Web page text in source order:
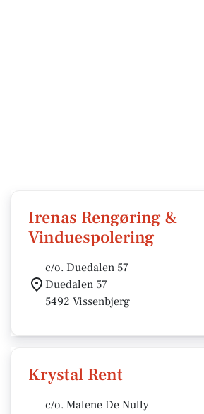
Irenas Rengøring &
Vinduespolering
c/o. Duedalen 57
Duedalen 57
5492 Vissenbjerg
Krystal Rent
c/o. Malene De Nully